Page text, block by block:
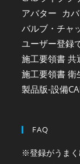
アバター カ
バルブ・チャ
ユーザー登録
施工要領書 共
施工要領書 衛
製品版-設備
FAQ
※登録がうまく